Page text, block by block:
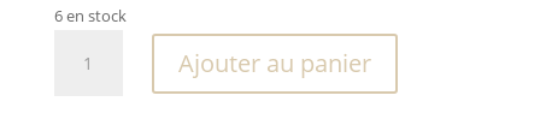
6 en stock
Ajouter au panier